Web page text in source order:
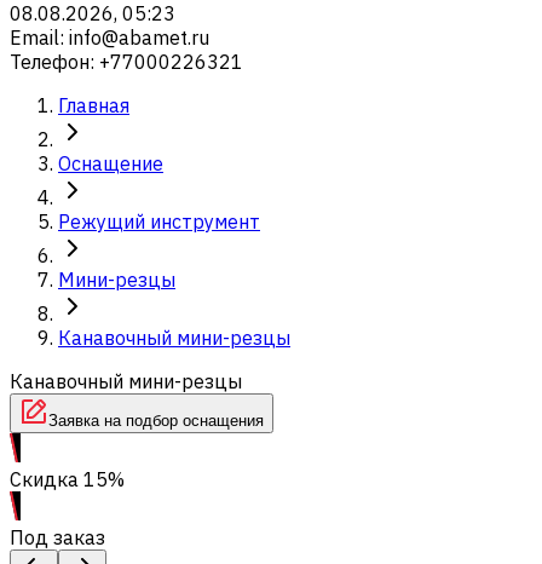
08.08.2026, 05:23
Email: info@abamet.ru
Телефон: +77000226321
Главная
Оснащение
Режущий инструмент
Мини-резцы
Канавочный мини-резцы
Канавочный мини-резцы
Заявка на подбор оснащения
Скидка 15%
Под заказ